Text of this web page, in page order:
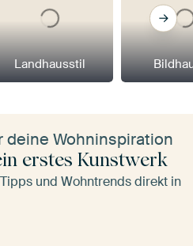
Landhausstil
deine Wohninspiration
erstes Kunstwerk
und Wohntrends direkt in